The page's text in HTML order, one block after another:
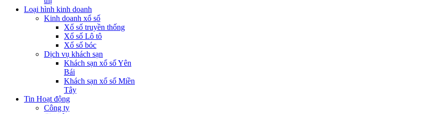
Loại hình kinh doanh
Kinh doanh xổ số
Xổ số truyền thống
Xổ số Lô tô
Xổ số bóc
Dịch vụ khách sạn
Khách sạn xổ số Yên
Bái
Khách sạn xổ số Miền
Tây
Tin Hoạt động
Công ty